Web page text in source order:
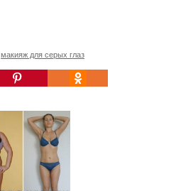
макияж для серых глаз